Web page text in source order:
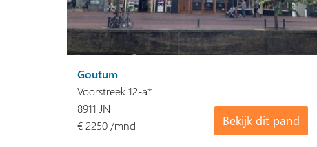
Goutum
Voorstreek 12-a*
Bekijk dit pand
8911 JN
€ 2250 /mnd